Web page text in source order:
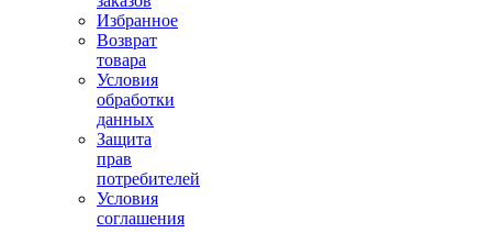
Избранное
Возврат
товара
Условия
обработки
данных
Защита
прав
потребителей
Условия
соглашения